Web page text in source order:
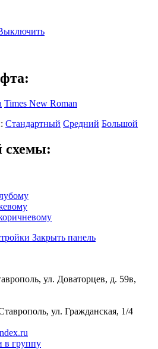
Times New Roman
Стандартный Средний Большой
схемы:
Закрыть панель
ул. Доваторцев, д. 59в,
ул. Гражданская, 1/4
в группу